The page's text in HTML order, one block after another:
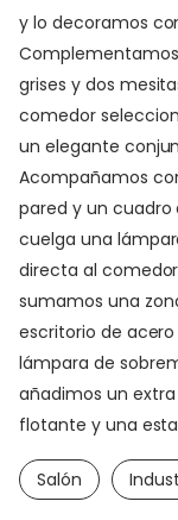
y lo decoramos
grises y dos
comedor
un elegante
Acompañamos
pared y un cuadro
cuelga una
directa al
sumamos una
escritorio de
lámpara de
añadimos un
flotante y una
Salón